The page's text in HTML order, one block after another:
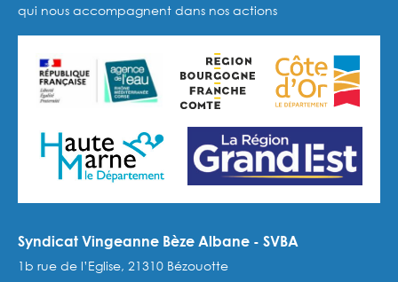
qui nous accompagnent dans nos actions
Syndicat Vingeanne Bèze Albane - SVBA
1b rue de l’Eglise, 21310 Bézouotte